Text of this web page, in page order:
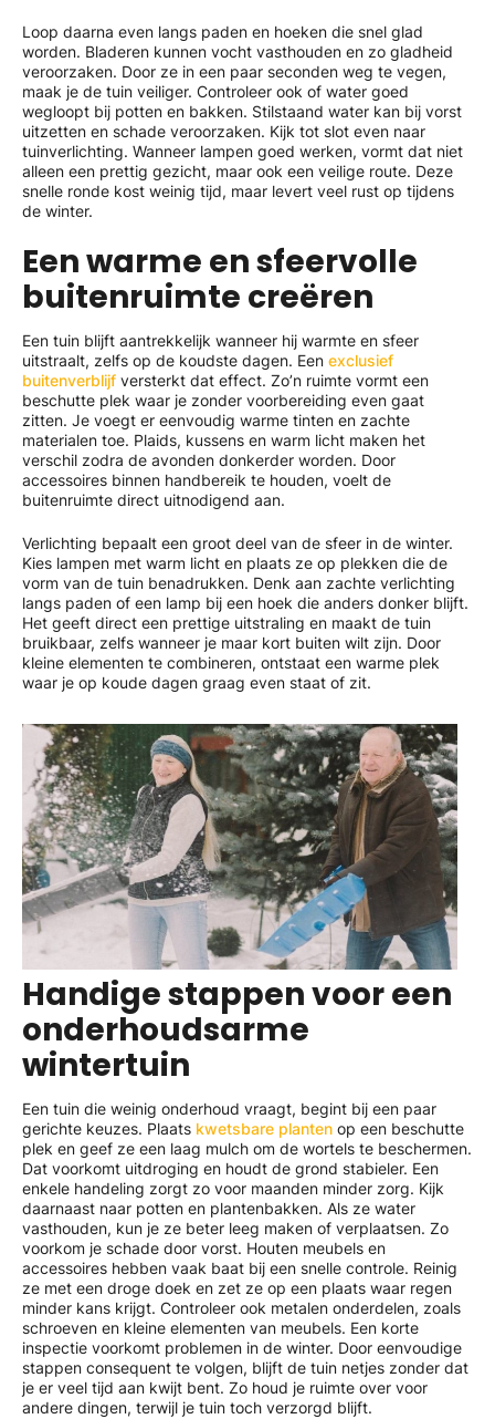
Loop daarna even langs paden en hoeken die snel glad
worden. Bladeren kunnen vocht vasthouden en zo gladheid
veroorzaken. Door ze in een paar seconden weg te vegen,
maak je de tuin veiliger. Controleer ook of water goed
wegloopt bij potten en bakken. Stilstaand water kan bij vorst
uitzetten en schade veroorzaken. Kijk tot slot even naar
tuinverlichting. Wanneer lampen goed werken, vormt dat niet
alleen een prettig gezicht, maar ook een veilige route. Deze
snelle ronde kost weinig tijd, maar levert veel rust op tijdens
de winter.
Een warme en sfeervolle
buitenruimte creëren
Een tuin blijft aantrekkelijk wanneer hij warmte en sfeer
uitstraalt, zelfs op de koudste dagen. Een exclusief
buitenverblijf versterkt dat effect. Zo’n ruimte vormt een
beschutte plek waar je zonder voorbereiding even gaat
zitten. Je voegt er eenvoudig warme tinten en zachte
materialen toe. Plaids, kussens en warm licht maken het
verschil zodra de avonden donkerder worden. Door
accessoires binnen handbereik te houden, voelt de
buitenruimte direct uitnodigend aan.
Verlichting bepaalt een groot deel van de sfeer in de winter.
Kies lampen met warm licht en plaats ze op plekken die de
vorm van de tuin benadrukken. Denk aan zachte verlichting
langs paden of een lamp bij een hoek die anders donker blijft.
Het geeft direct een prettige uitstraling en maakt de tuin
bruikbaar, zelfs wanneer je maar kort buiten wilt zijn. Door
kleine elementen te combineren, ontstaat een warme plek
waar je op koude dagen graag even staat of zit.
Handige stappen voor een
onderhoudsarme
wintertuin
Een tuin die weinig onderhoud vraagt, begint bij een paar
gerichte keuzes. Plaats kwetsbare planten op een beschutte
plek en geef ze een laag mulch om de wortels te beschermen.
Dat voorkomt uitdroging en houdt de grond stabieler. Een
enkele handeling zorgt zo voor maanden minder zorg. Kijk
daarnaast naar potten en plantenbakken. Als ze water
vasthouden, kun je ze beter leeg maken of verplaatsen. Zo
voorkom je schade door vorst. Houten meubels en
accessoires hebben vaak baat bij een snelle controle. Reinig
ze met een droge doek en zet ze op een plaats waar regen
minder kans krijgt. Controleer ook metalen onderdelen, zoals
schroeven en kleine elementen van meubels. Een korte
inspectie voorkomt problemen in de winter. Door eenvoudige
stappen consequent te volgen, blijft de tuin netjes zonder dat
je er veel tijd aan kwijt bent. Zo houd je ruimte over voor
andere dingen, terwijl je tuin toch verzorgd blijft.